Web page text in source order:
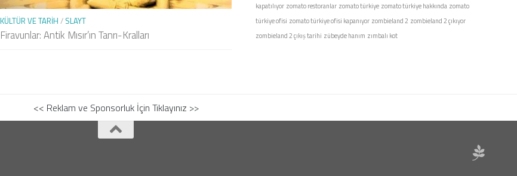
KÜLTÜR VE TARIH / SLAYT
Firavunlar: Antik Mısır’ın Tanrı-Kralları
kapatılıyor zomato restoranlar zomato türkiye zomato türkiye hakkında zomato
türkiye ofisi zomato türkiye ofisi kapanıyor zombieland 2 zombieland 2 çıkıyor
zombieland 2 çıkış tarihi zübeyde hanım zımbalı kot
<< Reklam ve Sponsorluk İçin Tıklayınız >>